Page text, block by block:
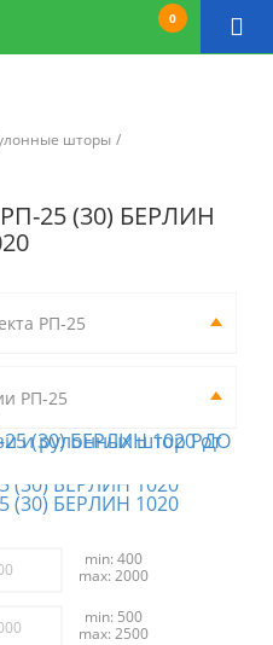
0
шторы
25 (30) БЕРЛИН
РП-25
РП-25
min: 400
max: 2000
min: 500
max: 2500